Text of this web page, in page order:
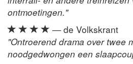
ontmoetingen."
— de Volkskrant
"Ontroerend drama over twee
noodgedwongen een